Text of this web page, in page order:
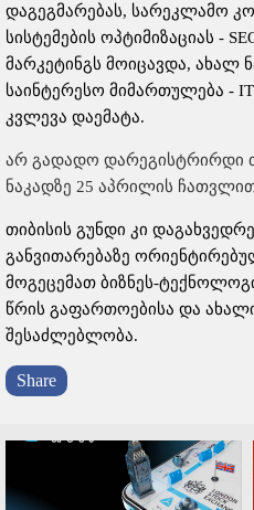
დაგეგმარებას, სარეკლამო
სისტემების ოპტიმიზაციას -
მარკეტინგს მოიცავდა, ახალ
საინტერესო მიმართულება -
კვლევა დაემატა.
არ გადადო დარეგისტრირდი
ნაკადზე 25 აპრილის
თიბისის გუნდი კი
განვითარებაზე
მოგეცემათ ბიზნეს-
წრის გაფართოებისა და ახალი
შესაძლებლობა.
Share